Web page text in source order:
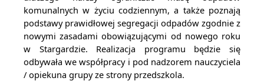
komunalnych w życiu codziennym, a także poznają
podstawy prawidłowej segregacji odpadów zgodnie z
nowymi zasadami obowiązującymi od nowego roku
w Stargardzie. Realizacja programu będzie się
odbywała we współpracy i pod nadzorem nauczyciela
/ opiekuna grupy ze strony przedszkola.